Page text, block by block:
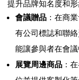
提升品牌知名度和形
會議贈品 ：在商
有公司標誌和聯
能讓參與者在會
展覽周邊商品 ：